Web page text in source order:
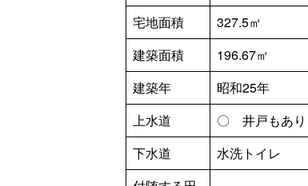
宅地面積
327.5㎡
建築面積
196.67㎡
建築年
昭和25年
上水道
〇 井戸もあり
下水道
水洗トイレ